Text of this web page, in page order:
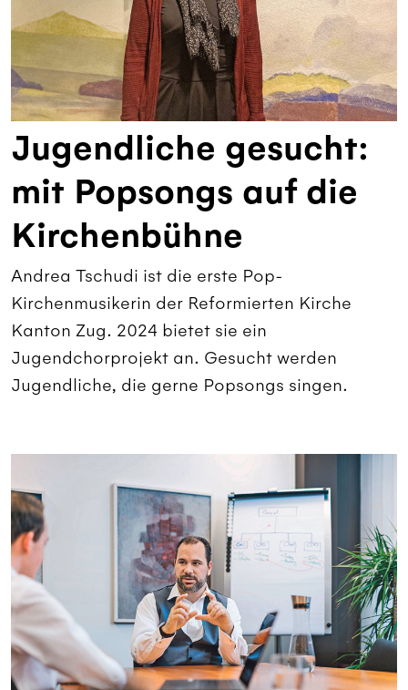
Jugendliche gesucht:
mit Popsongs auf die
Kirchenbühne
Andrea Tschudi ist die erste Pop-
Kirchenmusikerin der Reformierten Kirche
Kanton Zug. 2024 bietet sie ein
Jugendchorprojekt an. Gesucht werden
Jugendliche, die gerne Popsongs singen.